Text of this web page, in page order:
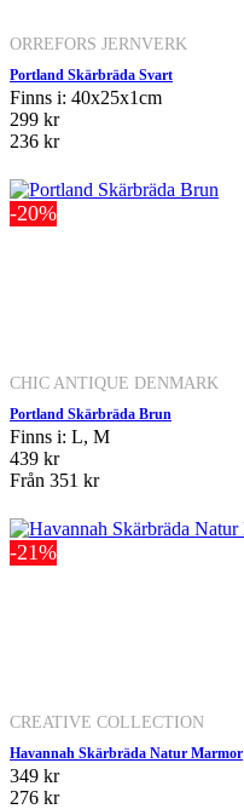
ORREFORS JERNVERK
Portland Skärbräda Svart
Finns i: 40x25x1cm
299 kr
236 kr
-20%
CHIC ANTIQUE DENMARK
Portland Skärbräda Brun
Finns i: L, M
439 kr
Från 351 kr
-21%
CREATIVE COLLECTION
Havannah Skärbräda Natur Marmor
349 kr
276 kr